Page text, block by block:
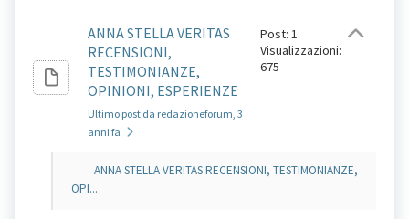
ANNA STELLA VERITAS
RECENSIONI,
TESTIMONIANZE,
OPINIONI, ESPERIENZE
Ultimo post da redazioneforum, 3
anni fa
Post: 1
Visualizzazioni:
675
ANNA STELLA VERITAS RECENSIONI, TESTIMONIANZE,
OPI...